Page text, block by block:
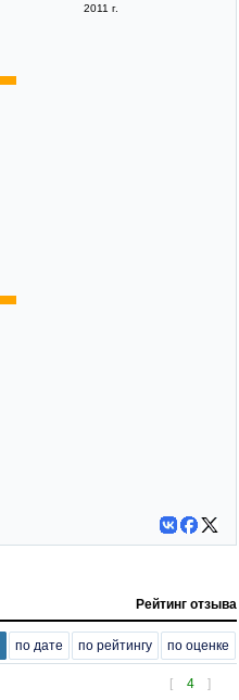
2011 г.
Рейтинг отзыва
по дате по рейтингу по оценке
[ 4 ]